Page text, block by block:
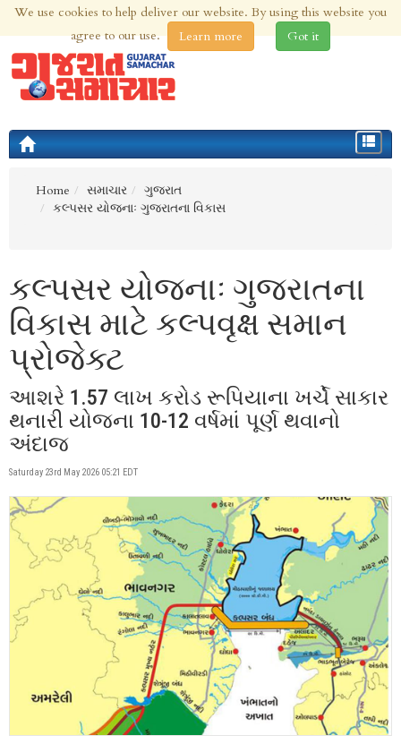
7th Aug 2026 | Updated at 01:29am 7th Aug 2026
Toggle
Home
સમાચાર
ગુજરાત
કલ્પસર યોજનાઃ ગુજરાતના વિકાસ
કલ્પસર યોજનાઃ ગુજરાતના
વિકાસ માટે કલ્પવૃક્ષ સમાન
પ્રોજેક્ટ
આશરે 1.57 લાખ કરોડ રૂપિયાના ખર્ચે સાકાર
થનારી યોજના 10-12 વર્ષમાં પૂર્ણ થવાનો
અંદાજ
Saturday 23rd May 2026 05:21 EDT
We use cookies to help deliver our website. By using this website you
agree to our use.
Learn more Got it